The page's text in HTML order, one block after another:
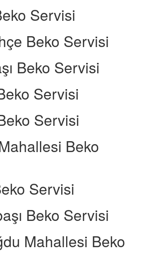
Servisi
Beko Servisi
Beko Servisi
Servisi
Servisi
Beko
Servisi
Beko Servisi
Mahallesi Beko